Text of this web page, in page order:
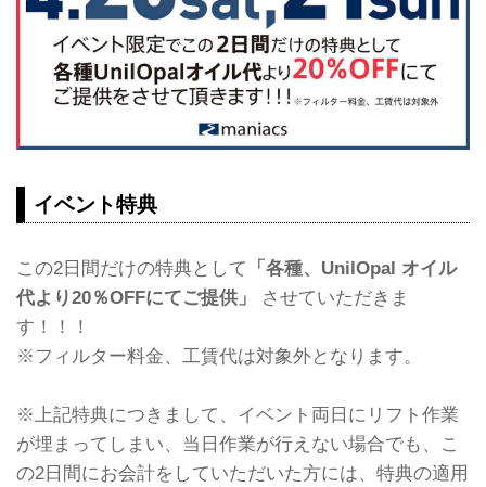
イベント特典
この2日間だけの特典として 「各種、UnilOpal オイル
代より20％OFFにてご提供」 させていただきま
す！！！
※フィルター料金、工賃代は対象外となります。
※上記特典につきまして、イベント両日にリフト作業
が埋まってしまい、当日作業が行えない場合でも、こ
の2日間にお会計をしていただいた方には、特典の適用